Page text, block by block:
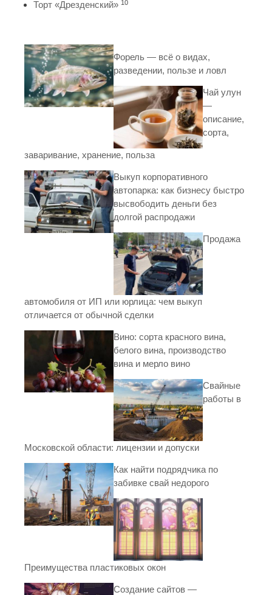
Торт «Дрезденский» 10
Форель — всё о видах,
разведении, пользе и ловл
Чай улун
—
описание,
сорта,
заваривание, хранение, польза
Выкуп корпоративного
автопарка: как бизнесу быстро
высвободить деньги без
долгой распродажи
Продажа
автомобиля от ИП или юрлица: чем выкуп
отличается от обычной сделки
Вино: сорта красного вина,
белого вина, производство
вина и мерло вино
Свайные
работы в
Московской области: лицензии и допуски
Как найти подрядчика по
забивке свай недорого
Преимущества пластиковых окон
Создание сайтов —